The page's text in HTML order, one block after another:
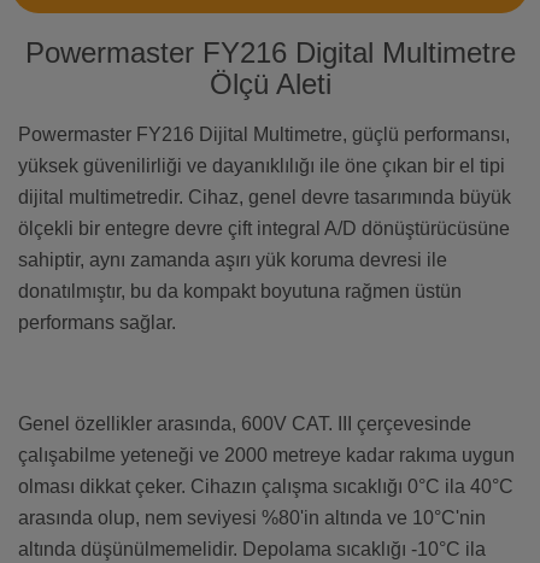
Powermaster FY216 Digital Multimetre
Ölçü Aleti
Powermaster FY216 Dijital Multimetre, güçlü performansı,
yüksek güvenilirliği ve dayanıklılığı ile öne çıkan bir el tipi
dijital multimetredir. Cihaz, genel devre tasarımında büyük
ölçekli bir entegre devre çift integral A/D dönüştürücüsüne
sahiptir, aynı zamanda aşırı yük koruma devresi ile
donatılmıştır, bu da kompakt boyutuna rağmen üstün
performans sağlar.
Genel özellikler arasında, 600V CAT. III çerçevesinde
çalışabilme yeteneği ve 2000 metreye kadar rakıma uygun
olması dikkat çeker. Cihazın çalışma sıcaklığı 0°C ila 40°C
arasında olup, nem seviyesi %80'in altında ve 10°C'nin
altında düşünülmemelidir. Depolama sıcaklığı -10°C ila